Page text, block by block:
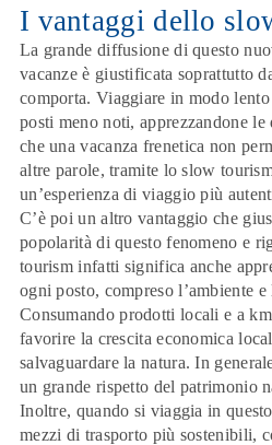
I vantaggi dello
La grande diffusione di questo
vacanze è giustificata soprattutto
comporta. Viaggiare in modo
posti meno noti, apprezzandone
che una vacanza frenetica non
altre parole, tramite lo slow
un’esperienza di viaggio più
C’è poi un altro vantaggio che
popolarità di questo fenomeno e
tourism infatti significa anche
ogni posto, compreso l’ambiente
Consumando prodotti locali e a
favorire la crescita economica
salvaguardare la natura. In
un grande rispetto del patrimonio
Inoltre, quando si viaggia in
mezzi di trasporto più sostenibili,